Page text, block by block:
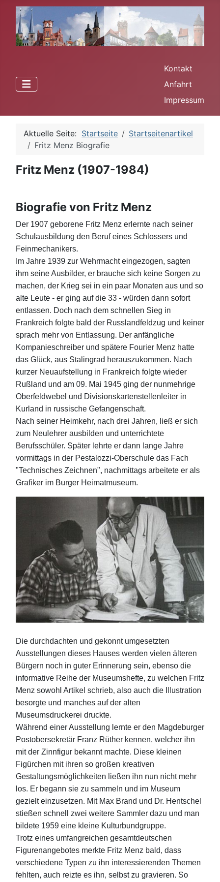
Kontakt
Anfahrt
Impressum
Aktuelle Seite: Startseite
Startseitenartikel
Fritz Menz Biografie
Fritz Menz (1907-1984)
Biografie von Fritz Menz
Der 1907 geborene Fritz Menz erlernte nach seiner
Schulausbildung den Beruf eines Schlossers und
Feinmechanikers.
Im Jahre 1939 zur Wehrmacht eingezogen, sagten
ihm seine Ausbilder, er brauche sich keine Sorgen zu
machen, der Krieg sei in ein paar Monaten aus und so
alte Leute - er ging auf die 33 - würden dann sofort
entlassen. Doch nach dem schnellen Sieg in
Frankreich folgte bald der Russlandfeldzug und keiner
sprach mehr von Entlassung. Der anfängliche
Kompanieschreiber und spätere Fourier Menz hatte
das Glück, aus Stalingrad herauszukommen. Nach
kurzer Neuaufstellung in Frankreich folgte wieder
Rußland und am 09. Mai 1945 ging der nunmehrige
Oberfeldwebel und Divisionskartenstellenleiter in
Kurland in russische Gefangenschaft.
Nach seiner Heimkehr, nach drei Jahren, ließ er sich
zum Neulehrer ausbilden und unterrichtete
Berufsschüler. Später lehrte er dann lange Jahre
vormittags in der Pestalozzi-Oberschule das Fach
"Technisches Zeichnen", nachmittags arbeitete er als
Grafiker im Burger Heimatmuseum.
Die durchdachten und gekonnt umgesetzten
Ausstellungen dieses Hauses werden vielen älteren
Bürgern noch in guter Erinnerung sein, ebenso die
informative Reihe der Museumshefte, zu welchen Fritz
Menz sowohl Artikel schrieb, also auch die Illustration
besorgte und manches auf der alten
Museumsdruckerei druckte.
Während einer Ausstellung lernte er den Magdeburger
Postobersekretär Franz Rüther kennen, welcher ihn
mit der Zinnfigur bekannt machte. Diese kleinen
Figürchen mit ihren so großen kreativen
Gestaltungsmöglichkeiten ließen ihn nun nicht mehr
los. Er begann sie zu sammeln und im Museum
gezielt einzusetzen. Mit Max Brand und Dr. Hentschel
stießen schnell zwei weitere Sammler dazu und man
bildete 1959 eine kleine Kulturbundgruppe.
Trotz eines umfangreichen gesamtdeutschen
Figurenangebotes merkte Fritz Menz bald, dass
verschiedene Typen zu ihn interessierenden Themen
fehlten, auch reizte es ihn, selbst zu gravieren. So